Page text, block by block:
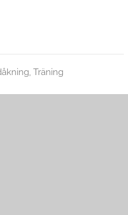
Träning